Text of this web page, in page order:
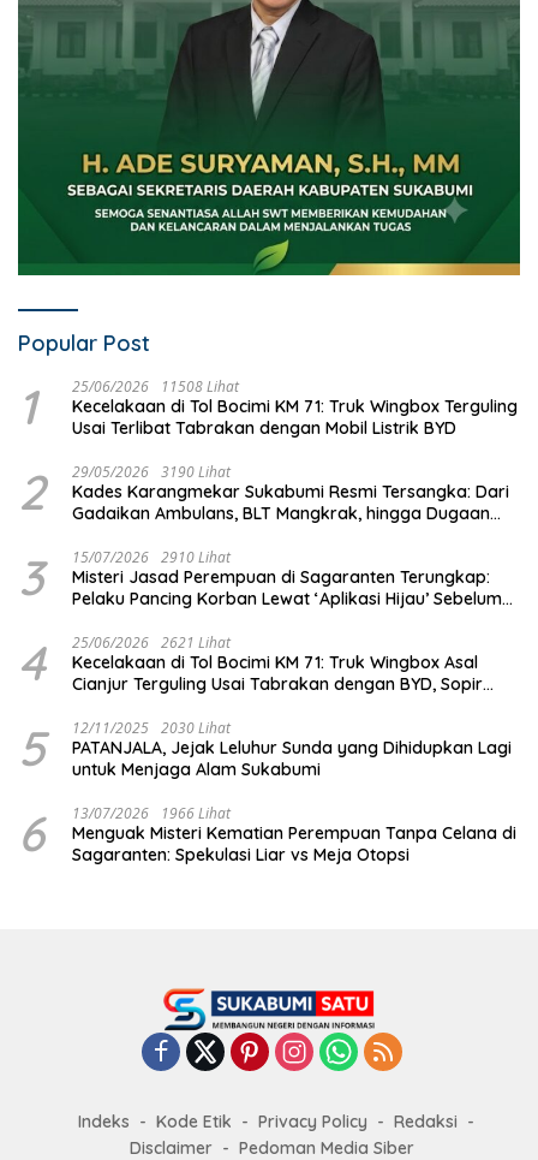
Popular Post
1 25/06/2026 11508 Lihat
Kecelakaan di Tol Bocimi KM 71: Truk Wingbox Terguling
Usai Terlibat Tabrakan dengan Mobil Listrik BYD
2 29/05/2026 3190 Lihat
Kades Karangmekar Sukabumi Resmi Tersangka: Dari
Gadaikan Ambulans, BLT Mangkrak, hingga Dugaan
3 15/07/2026 2910 Lihat
Misteri Jasad Perempuan di Sagaranten Terungkap:
Pelaku Pancing Korban Lewat ‘Aplikasi Hijau’ Sebelum
4 25/06/2026 2621 Lihat
Kecelakaan di Tol Bocimi KM 71: Truk Wingbox Asal
Cianjur Terguling Usai Tabrakan dengan BYD, Sopir
5 12/11/2025 2030 Lihat
PATANJALA, Jejak Leluhur Sunda yang Dihidupkan Lagi
untuk Menjaga Alam Sukabumi
6 13/07/2026 1966 Lihat
Menguak Misteri Kematian Perempuan Tanpa Celana di
Sagaranten: Spekulasi Liar vs Meja Otopsi
Indeks Kode Etik Privacy Policy
Redaksi
Disclaimer
Pedoman Media Siber